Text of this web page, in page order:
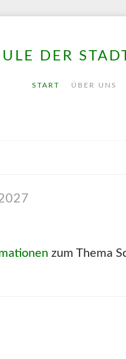
DER
START ÜBER UNS
zum Thema